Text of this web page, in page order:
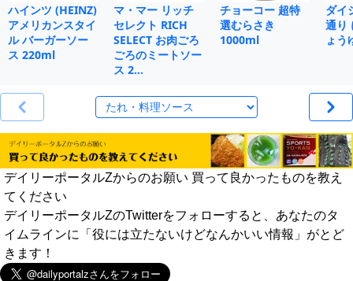
ハインツ (HEINZ)
アメリカンスタイ
ル バーガーソー
ス 220ml
マ・マー リッチ
セレクト RICH
SELECT お肉ごろ
ごろのミートソー
ス 2…
チョーコー 超特
選むらさき
1000ml
ダイ
通り
ょう
デイリーポータルZからのお願い 買って良かったものを教え
てください
デイリーポータルZのTwitterをフォローすると、あなたのタ
イムラインに「役には立たないけどなんかいい情報」がとど
きます！